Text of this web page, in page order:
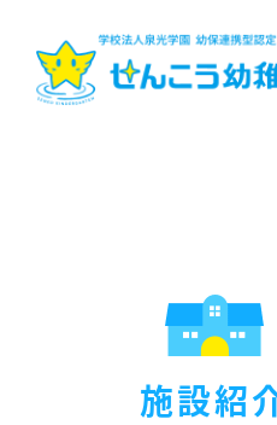
施設紹